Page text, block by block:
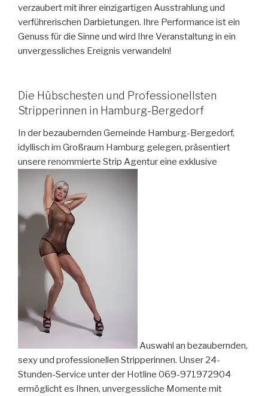
verzaubert mit ihrer einzigartigen Ausstrahlung und
verführerischen Darbietungen. Ihre Performance ist ein
Genuss für die Sinne und wird Ihre Veranstaltung in ein
unvergessliches Ereignis verwandeln!
Die Hübschesten und Professionellsten
Stripperinnen in Hamburg-Bergedorf
In der bezaubernden Gemeinde Hamburg-Bergedorf,
idyllisch im Großraum Hamburg gelegen, präsentiert
unsere renommierte Strip Agentur eine exklusive
Auswahl an bezaubernden,
sexy und professionellen Stripperinnen. Unser 24-
Stunden-Service unter der Hotline 069-971972904
ermöglicht es Ihnen, unvergessliche Momente mit